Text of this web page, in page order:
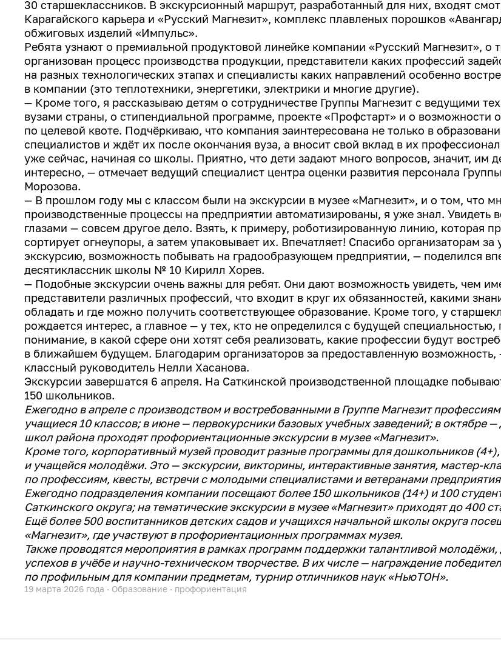
30 старшеклассников. В экскурсионный маршрут, разработанный для них, входят
Карагайского карьера и «Русский Магнезит», комплекс плавленых порошков
обжиговых изделий «Импульс».
Ребята узнают о премиальной продуктовой линейке компании «Русский Магнезит», о
организован процесс производства продукции, представители каких профессий
на разных технологических этапах и специалисты каких направлений особенно
в компании (это теплотехники, энергетики, электрики и многие другие).
— Кроме того, я рассказываю детям о сотрудничестве Группы Магнезит с ведущими
вузами страны, о стипендиальной программе, проекте «Профстарт» и о возможности
по целевой квоте. Подчёркиваю, что компания заинтересована не только в
специалистов и ждёт их после окончания вуза, а вносит свой вклад в их
уже сейчас, начиная со школы. Приятно, что дети задают много вопросов, значит, им
интересно, — отмечает ведущий специалист центра оценки развития персонала
Морозова.
— В прошлом году мы с классом были на экскурсии в музее «Магнезит», и о том, что
производственные процессы на предприятии автоматизированы, я уже знал. Увидеть
глазами — совсем другое дело. Взять, к примеру, роботизированную линию, которая
сортирует огнеупоры, а затем упаковывает их. Впечатляет! Спасибо организаторам за
экскурсию, возможность побывать на градообразующем предприятии, — поделился
десятиклассник школы № 10 Кирилл Хорев.
— Подобные экскурсии очень важны для ребят. Они дают возможность увидеть, чем
представители различных профессий, что входит в круг их обязанностей, какими
обладать и где можно получить соответствующее образование. Кроме того, у
рождается интерес, а главное — у тех, кто не определился с будущей специальностью,
понимание, в какой сфере они хотят себя реализовать, какие профессии будут
в ближайшем будущем. Благодарим организаторов за предоставленную возможность,
классный руководитель Нелли Хасанова.
Экскурсии завершатся 6 апреля. На Саткинской производственной площадке
150 школьников.
Ежегодно в апреле с производством и востребованными в Группе Магнезит
учащиеся 10 классов; в июне — первокурсники базовых учебных заведений; в октябре —
школ района проходят профориентационные экскурсии в музее «Магнезит».
Кроме того, корпоративный музей проводит разные программы для дошкольников
и учащейся молодёжи. Это — экскурсии, викторины, интерактивные занятия, мастер-
по профессиям, квесты, встречи с молодыми специалистами и ветеранами
Ежегодно подразделения компании посещают более 150 школьников (14+) и 100
Саткинского округа; на тематические экскурсии в музее «Магнезит» приходят до 400
Ещё более 500 воспитанников детских садов и учащихся начальной школы округа
«Магнезит», где участвуют в профориентационных программах музея.
Также проводятся мероприятия в рамках программ поддержки талантливой
успехов в учёбе и научно-техническом творчестве. В их числе — награждение
по профильным для компании предметам, турнир отличников наук «НьюТОН».
19 марта 2026 года · Образование · профориентация